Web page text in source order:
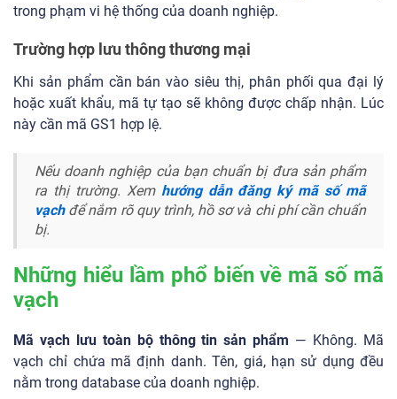
trong phạm vi hệ thống của doanh nghiệp.
Trường hợp lưu thông thương mại
Khi sản phẩm cần bán vào siêu thị, phân phối qua đại lý
hoặc xuất khẩu, mã tự tạo sẽ không được chấp nhận. Lúc
này cần mã GS1 hợp lệ.
Nếu doanh nghiệp của bạn chuẩn bị đưa sản phẩm
ra thị trường. Xem hướng dẫn đăng ký mã số mã
vạchđể nắm rõ quy trình, hồ sơ và chi phí cần chuẩn
bị.
Những hiểu lầm phổ biến về mã số mã
vạch
Mã vạch lưu toàn bộ thông tin sản phẩm — Không. Mã
vạch chỉ chứa mã định danh. Tên, giá, hạn sử dụng đều
nằm trong database của doanh nghiệp.